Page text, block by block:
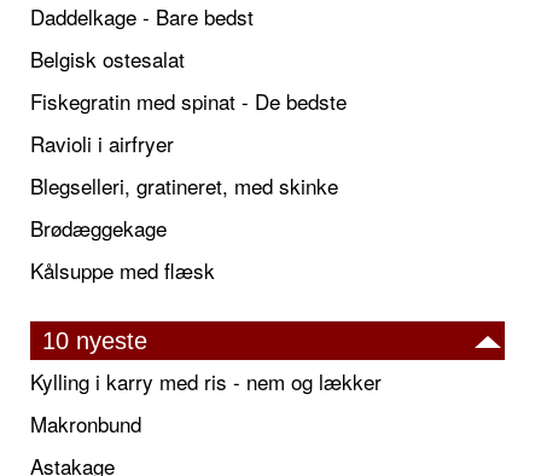
Daddelkage - Bare bedst
Belgisk ostesalat
Fiskegratin med spinat - De bedste
Ravioli i airfryer
Blegselleri, gratineret, med skinke
Brødæggekage
Kålsuppe med flæsk
10 nyeste
Kylling i karry med ris - nem og lækker
Makronbund
Astakage